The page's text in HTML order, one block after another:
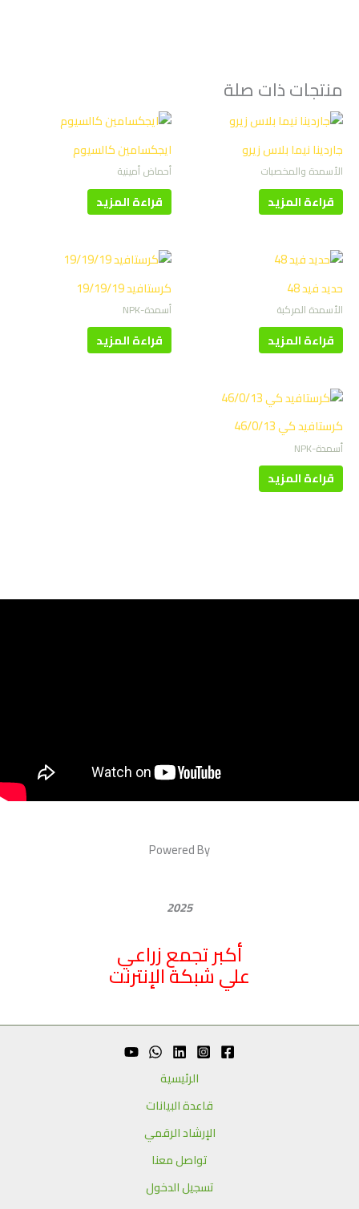
منتجات ذات صلة
جاردينا نيما بلاس زيرو
الأسمدة والمخصبات
قراءة المزيد
ايجكسامين كالسيوم
أحماض أمينية
قراءة المزيد
حديد فيد 48
الأسمدة المركبة
قراءة المزيد
كرستافيد 19/19/19
أسمدة-NPK
قراءة المزيد
كرستافيد كي 46/0/13
أسمدة-NPK
قراءة المزيد
Powered By
2025
أكبر تجمع زراعي
علي شبكة الإنترنت
الرئيسية
قاعدة البيانات
الإرشاد الرقمي
تواصل معنا
تسجيل الدخول